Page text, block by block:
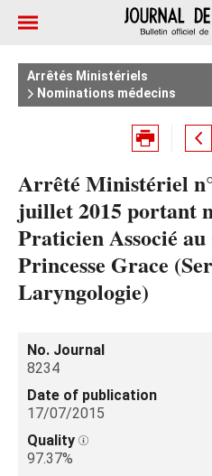
Arrêtés Ministériels
Nominations médecins
Arrêté Ministériel
juillet 2015 portant
Praticien Associé
Princesse Grace
Laryngologie)
No. Journal
8234
Date of publication
17/07/2015
Quality
97.37%